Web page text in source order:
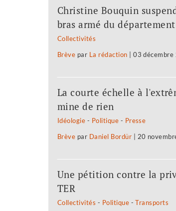
Christine Bouquin
bras armé du département
Collectivités
Brève par La rédaction |03 décembre
La courte échelle à
mine de rien
Idéologie - Politique - Presse
Brève par Daniel Bordür 20
Une pétition contre la
TER
Collectivités - Politique -Transports